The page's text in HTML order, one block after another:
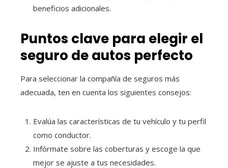
beneficios adicionales.
Puntos clave para elegir el
seguro de autos perfecto
Para seleccionar la compañía de seguros más
adecuada, ten en cuenta los siguientes consejos:
Evalúa las características de tu vehículo y tu perfil
como conductor.
Infórmate sobre las coberturas y escoge la que
mejor se ajuste a tus necesidades.